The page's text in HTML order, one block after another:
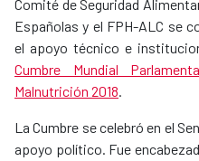
Comité de Seguridad
Españolas y el FPH-ALC se
el apoyo técnico e
Cumbre Mundial
Malnutrición 2018.
La Cumbre se celebró en el
apoyo político. Fue